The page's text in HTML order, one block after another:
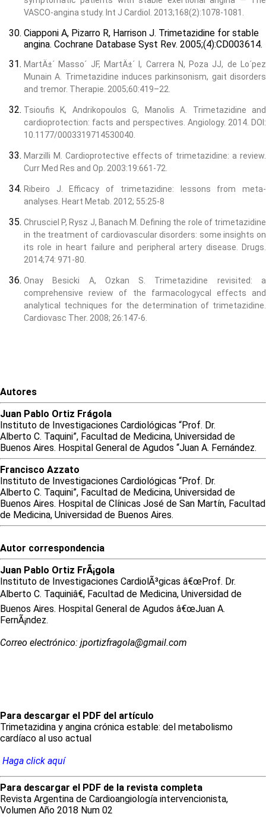
VASCO-angina study. Int J Cardiol. 2013;168(2):1078-1081.
Ciapponi A, Pizarro R, Harrison J. Trimetazidine for stable
angina. Cochrane Database Syst Rev. 2005;(4):CD003614.
MartÄ±´ Masso´ JF, MartÄ±´ I, Carrera N, Poza JJ, de Lo´pez
Munain A. Trimetazidine induces parkinsonism, gait disorders
and tremor. Therapie. 2005;60:419–22.
Tsioufis K, Andrikopoulos G, Manolis A. Trimetazidine and
cardioprotection: facts and perspectives. Angiology. 2014. DOI:
10.1177/0003319714530040.
Marzilli M. Cardioprotective effects of trimetazidine: a review.
Curr Med Res and Op. 2003:19:661-72.
Ribeiro J. Efficacy of trimetazidine: lessons from meta-
analyses. Heart Metab. 2012; 55:25-8
Chrusciel P, Rysz J, Banach M. Defining the role of trimetazidine
in the treatment of cardiovascular disorders: some insights on
its role in heart failure and peripheral artery disease. Drugs.
2014;74: 971-80.
Onay Besicki A, Ozkan S. Trimetazidine revisited: a
comprehensive review of the farmacologycal effects and
analytical techniques for the determination of trimetazidine.
Cardiovasc Ther. 2008; 26:147-6.
Autores
Juan Pablo Ortiz Frágola
Instituto de Investigaciones Cardiológicas “Prof. Dr.
Alberto C. Taquini”, Facultad de Medicina, Universidad de
Buenos Aires. Hospital General de Agudos “Juan A. Fernández.
Francisco Azzato
Instituto de Investigaciones Cardiológicas “Prof. Dr.
Alberto C. Taquini”, Facultad de Medicina, Universidad de
Buenos Aires. Hospital de Clínicas José de San Martín, Facultad
de Medicina, Universidad de Buenos Aires.
Autor correspondencia
Juan Pablo Ortiz FrÃ¡gola
Instituto de Investigaciones CardiolÃ³gicas â€œProf. Dr.
Alberto C. Taquiniâ€, Facultad de Medicina, Universidad de
Buenos Aires. Hospital General de Agudos â€œJuan A.
FernÃ¡ndez.
Correo electrónico: jportizfragola@gmail.com
Para descargar el PDF del artículo
Trimetazidina y angina crónica estable: del metabolismo
cardíaco al uso actual
Haga click aquí
Para descargar el PDF de la revista completa
Revista Argentina de Cardioangiología intervencionista,
Volumen Año 2018 Num 02